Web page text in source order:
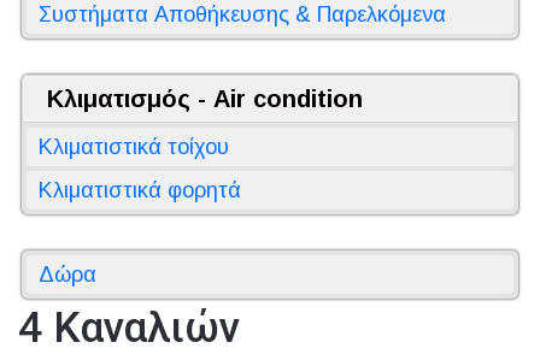
Συστήματα Αποθήκευσης & Παρελκόμενα
Κλιματισμός - Air condition
Κλιματιστικά τοίχου
Κλιματιστικά φορητά
Δώρα
4 Καναλιών